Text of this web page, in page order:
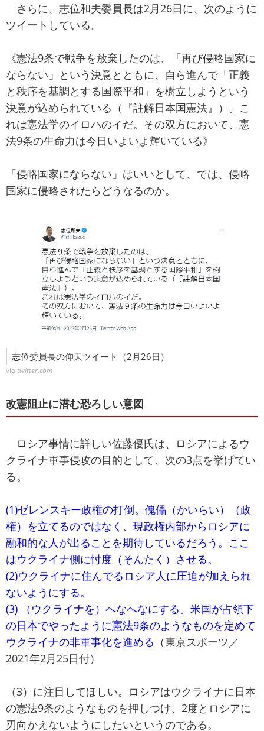
さらに、志位和夫委員長は2月26日に、次のように
ツイートしている。
《憲法9条で戦争を放棄したのは、「再び侵略国家に
ならない」という決意とともに、自ら進んで「正義
と秩序を基調とする国際平和」を樹立しようという
決意が込められている（『註解日本国憲法』）。こ
れは憲法学のイロハのイだ。その双方において、憲
法9条の生命力は今日いよいよ輝いている》
「侵略国家にならない」はいいとして、では、侵略
国家に侵略されたらどうなるのか。
志位委員長の仰天ツイート（2月26日）
via twitter.com
改憲阻止に潜む恐ろしい意図
ロシア事情に詳しい佐藤優氏は、ロシアによるウ
クライナ軍事侵攻の目的として、次の3点を挙げてい
る。
(1)ゼレンスキー政権の打倒。傀儡（かいらい）（政
権）を立てるのではなく、現政権内部からロシアに
融和的な人が出ることを期待しているだろう。ここ
はウクライナ側に忖度（そんたく）させる。
(2)ウクライナに住んでるロシア人に圧迫が加えられ
ないようにする。
(3) （ウクライナを）へなへなにする。米国が占領下
の日本でやったように憲法9条のようなものを定めて
ウクライナの非軍事化を進める （東京スポーツ／
2021年2月25日付）
（3）に注目してほしい。ロシアはウクライナに日本
の憲法9条のようなものを押しつけ、2度とロシアに
刃向かえないようにしたいというのである。